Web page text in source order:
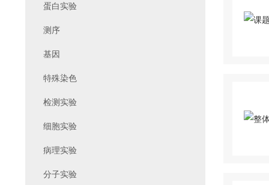
蛋白实验
测序
基因
特殊染色
检测实验
细胞实验
病理实验
分子实验